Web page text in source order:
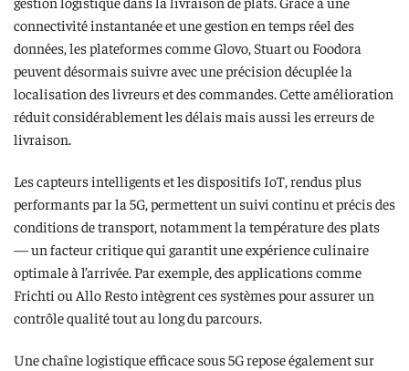
connectivité instantanée et une gestion en temps réel des
données, les plateformes comme Glovo, Stuart ou Foodora
peuvent désormais suivre avec une précision décuplée la
localisation des livreurs et des commandes. Cette amélioration
réduit considérablement les délais mais aussi les erreurs de
livraison.
Les capteurs intelligents et les dispositifs IoT, rendus plus
performants par la 5G, permettent un suivi continu et précis des
conditions de transport, notamment la température des plats
— un facteur critique qui garantit une expérience culinaire
optimale à l’arrivée. Par exemple, des applications comme
Frichti ou Allo Resto intègrent ces systèmes pour assurer un
contrôle qualité tout au long du parcours.
Une chaîne logistique efficace sous 5G repose également sur